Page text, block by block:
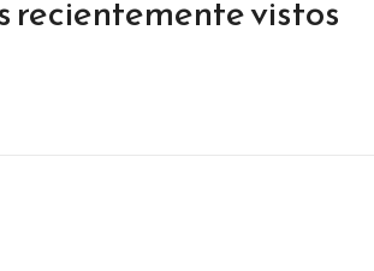
recientemente vistos